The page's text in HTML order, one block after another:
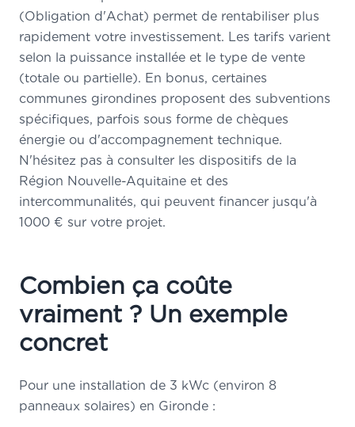
(Obligation d'Achat) permet de rentabiliser plus
rapidement votre investissement. Les tarifs varient
selon la puissance installée et le type de vente
(totale ou partielle). En bonus, certaines
communes girondines proposent des subventions
spécifiques, parfois sous forme de chèques
énergie ou d'accompagnement technique.
N'hésitez pas à consulter les dispositifs de la
Région Nouvelle-Aquitaine et des
intercommunalités, qui peuvent financer jusqu'à
1000 € sur votre projet.
Combien ça coûte
vraiment ? Un exemple
concret
Pour une installation de 3 kWc (environ 8
panneaux solaires) en Gironde :